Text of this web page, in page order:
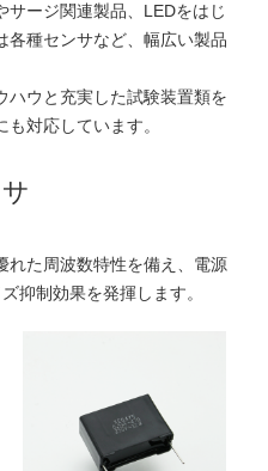
サージ関連製品、LEDをはじ
各種センサなど、幅広い製品
ハウと充実した試験装置類を
対応しています。
れた周波数特性を備え、電源
抑制効果を発揮します。